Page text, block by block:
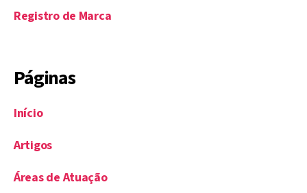
Registro de Marca
Páginas
Início
Artigos
Áreas de Atuação